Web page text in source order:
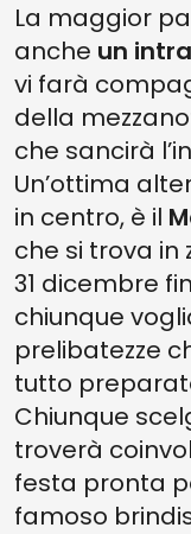
La maggior
anche un
vi farà
della
che sancirà
Un’ottima
in centro, è il
che si trova in
31 dicembre
chiunque
prelibatezze
tutto
Chiunque
troverà
festa pronta
famoso